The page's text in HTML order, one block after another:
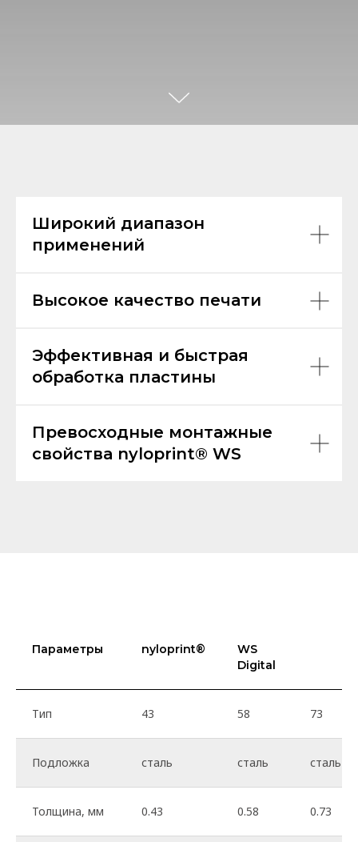
Широкий диапазон
применений
Высокое качество печати
Эффективная и быстрая
обработка пластины
Превосходные монтажные
свойства nyloprint® WS
Параметры nyloprint®
WS
Digital
Тип 43 58 73
Подложка сталь сталь сталь
Толщина, мм 0.43 0.58 0.73